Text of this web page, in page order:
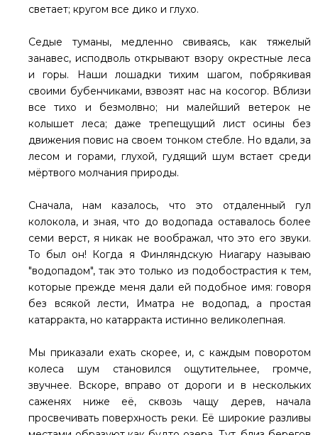
светает; кругом все дико и глухо.
Седые туманы, медленно свиваясь, как тяжелый
занавес, исподволь открывают взору окрестные леса
и горы. Наши лошадки тихим шагом, побрякивая
своими бубенчиками, взвозят нас на косогор. Вблизи
все тихо и безмолвно; ни малейший ветерок не
колышет леса; даже трепещущий лист осины без
движения повис на своем тонком стебле. Но вдали, за
лесом и горами, глухой, гудящий шум встает среди
мёртвого молчания природы.
Сначала, нам казалось, что это отдаленный гул
колокола, и зная, что до водопада оставалось более
семи верст, я никак не воображал, что это его звуки.
То был он! Когда я Финляндскую Ниагару называю
"водопадом", так это только из подобострастия к тем,
которые прежде меня дали ей подобное имя: говоря
без всякой лести, Иматра не водопад, а простая
катарракта, но катарракта истинно великолепная.
Мы приказали ехать скорее, и, с каждым поворотом
колеса шум становился ощутительнее, громче,
звучнее. Вскоре, вправо от дороги и в нескольких
саженях ниже её, сквозь чащу дерев, начала
просвечивать поверхность реки. Её широкие разливы